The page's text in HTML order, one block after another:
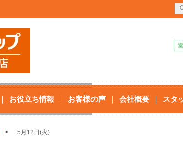
お役立ち情報 お客様の声 会社概要 スタ
5月12日(火)